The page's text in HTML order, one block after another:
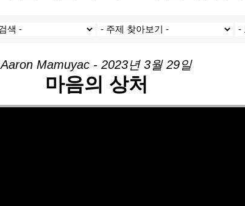
Aaron Mamuyac - 2023년 3월 29일
마음의 상처